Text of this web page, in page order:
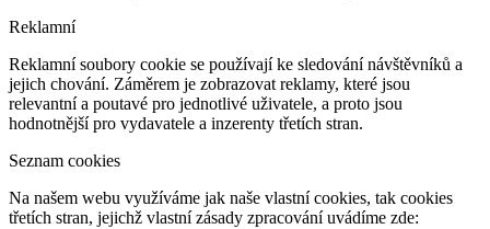
Reklamní
Reklamní soubory cookie se používají ke sledování návštěvníků a
jejich chování. Záměrem je zobrazovat reklamy, které jsou
relevantní a poutavé pro jednotlivé uživatele, a proto jsou
hodnotnější pro vydavatele a inzerenty třetích stran.
Seznam cookies
Na našem webu využíváme jak naše vlastní cookies, tak cookies
třetích stran, jejichž vlastní zásady zpracování uvádíme zde: